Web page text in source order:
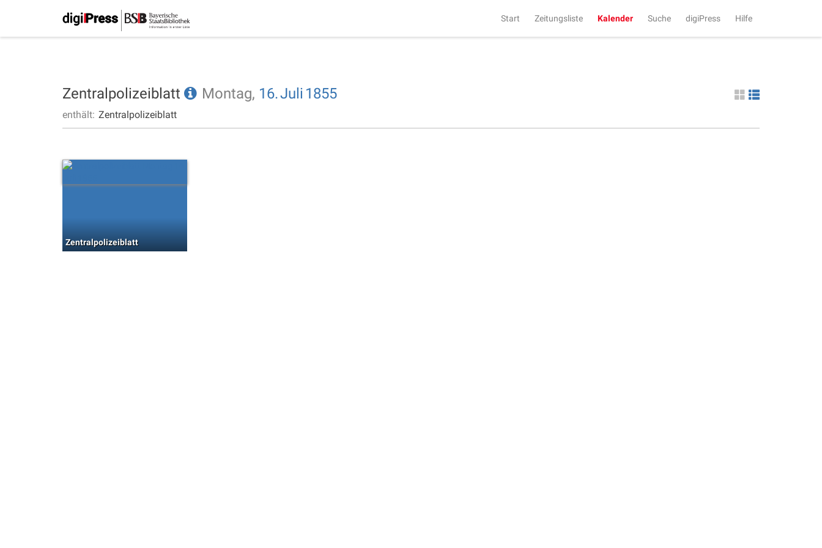
Start Zeitungsliste Kalender Suche digiPress Hilfe
Zentralpolizeiblatt Montag, 16.Juli 1855
enthält: Zentralpolizeiblatt
Zentralpolizeiblatt